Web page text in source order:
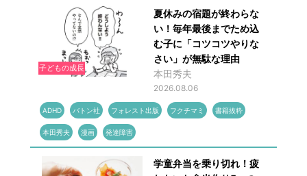
子どもの成長
夏休みの宿題が終わらな
い！毎年最後までため込
む子に「コツコツやりな
さい」が無駄な理由
本田秀夫
2026.08.06
ADHD バトン社 フォレスト出版 フクチマミ 書籍抜粋
本田秀夫 漫画 発達障害
学童弁当を乗り切れ！疲